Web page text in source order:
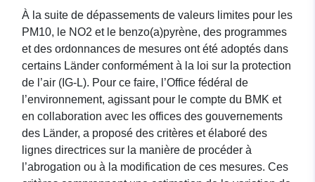
À la suite de dépassements de valeurs limites pour les
PM10, le NO2 et le benzo(a)pyrène, des programmes
et des ordonnances de mesures ont été adoptés dans
certains Länder conformément à la loi sur la protection
de l’air (IG-L). Pour ce faire, l’Office fédéral de
l’environnement, agissant pour le compte du BMK et
en collaboration avec les offices des gouvernements
des Länder, a proposé des critères et élaboré des
lignes directrices sur la manière de procéder à
l’abrogation ou à la modification de ces mesures. Ces